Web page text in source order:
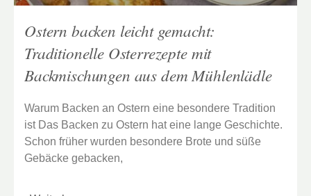
Ostern backen leicht gemacht:
Traditionelle Osterrezepte mit
Backmischungen aus dem Mühlenlädle
Warum Backen an Ostern eine besondere Tradition
ist Das Backen zu Ostern hat eine lange Geschichte.
Schon früher wurden besondere Brote und süße
Gebäcke gebacken,